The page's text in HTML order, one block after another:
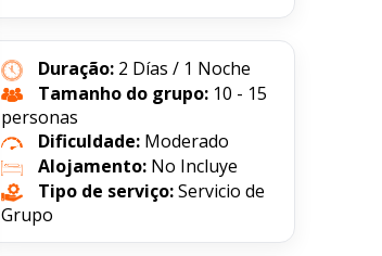
Duração: 2 Días / 1 Noche
Tamanho do grupo: 10 - 15
personas
Dificuldade: Moderado
Alojamento: No Incluye
Tipo de serviço:Servicio de
Grupo